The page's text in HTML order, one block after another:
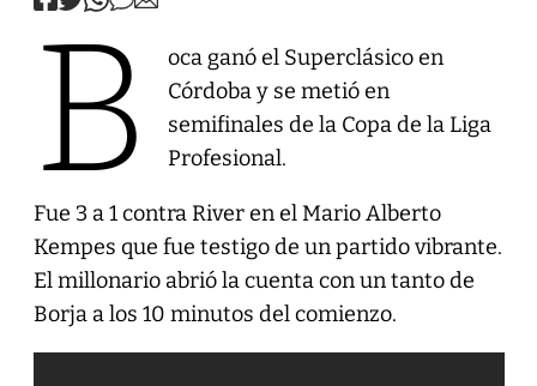
B
oca ganó el Superclásico en
Córdoba y se metió en
semifinales de la Copa de la Liga
Profesional.
Fue 3 a 1 contra River en el Mario Alberto
Kempes que fue testigo de un partido vibrante.
El millonario abrió la cuenta con un tanto de
Borja a los 10 minutos del comienzo.